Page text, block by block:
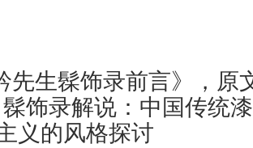
生髹饰录前言》，原
饰录解说：中国传统
义的风格探讨